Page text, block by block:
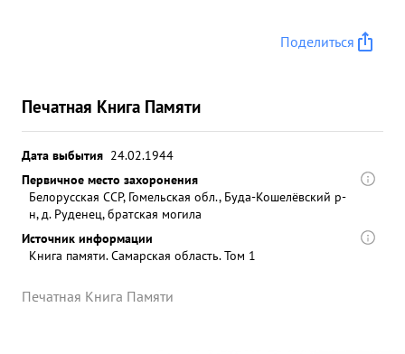
Поделиться
Печатная Книга Памяти
Дата выбытия 24.02.1944
Первичное место захоронения
Белорусская ССР, Гомельская обл., Буда-Кошелёвский р-
н, д. Руденец, братская могила
Источник информации
Книга памяти. Самарская область. Том 1
Печатная Книга Памяти